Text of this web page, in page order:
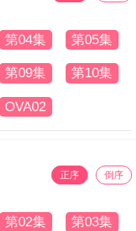
第04集 第05集
第09集 第10集
OVA02
正序 倒序
第02集 第03集